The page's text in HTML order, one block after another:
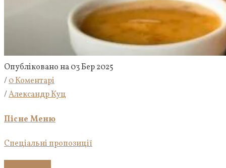
Опубліковано на 03 Бер 2025
/0 Коментарі
/Александр Куц
Пісне Меню
Спеціальні пропозиції